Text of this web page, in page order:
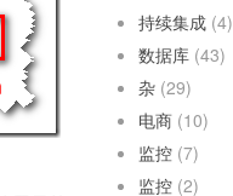
持续集成 (4)
数据库 (43)
杂 (29)
电商 (10)
监控 (7)
监控 (2)